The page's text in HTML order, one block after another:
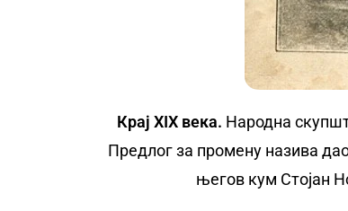
Крај XIX века. Народна
Предлог за промену назива
његов кум Стојан